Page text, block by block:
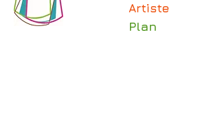
Artiste
Plan